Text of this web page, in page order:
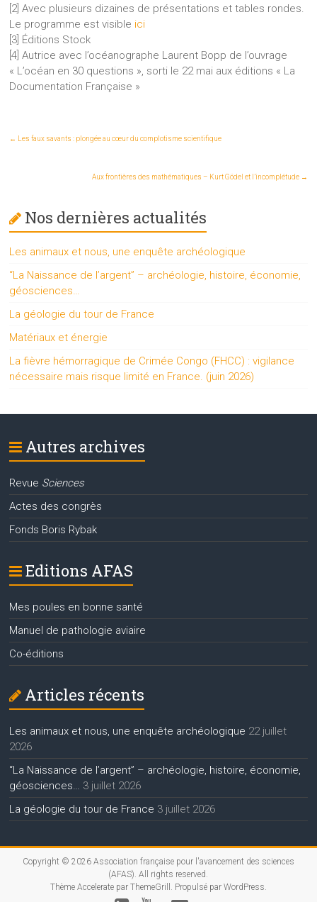
[2] Avec plusieurs dizaines de présentations et tables rondes.
Le programme est visible ici
[3] Éditions Stock
[4] Autrice avec l’océanographe Laurent Bopp de l’ouvrage
« L’océan en 30 questions », sorti le 22 mai aux éditions « La
Documentation Française »
← Les faux savants : plongée au cœur du complotisme scientifique
Aux frontières des mathématiques – Kurt Gödel et l’incomplétude →
Nos dernières actualités
Les animaux et nous, une enquête archéologique
“La Naissance de l’argent” – archéologie, histoire, économie,
géosciences…
La géologie du tour de France
Matériaux et énergie
La fièvre hémorragique de Crimée Congo (FHCC) : vigilance
nécessaire mais risque limité en France. (juin 2026)
Autres archives
Revue Sciences
Actes des congrès
Fonds Boris Rybak
Editions AFAS
Mes poules en bonne santé
Manuel de pathologie aviaire
Co-éditions
Articles récents
Les animaux et nous, une enquête archéologique 22 juillet
2026
“La Naissance de l’argent” – archéologie, histoire, économie,
géosciences…
3 juillet 2026
La géologie du tour de France 3 juillet 2026
Copyright © 2026 Association française pour l'avancement des sciences
(AFAS) . All rights reserved.
Thème Acceleratepar ThemeGrill. Propulsé par WordPress